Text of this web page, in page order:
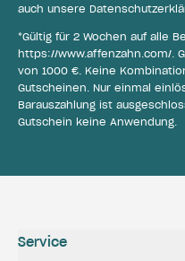
auch unsere
*Gültig für 2 Wochen auf alle
https://www.affenzahn.com/.
von 1000 €. Keine
Gutscheinen. Nur einmal
Barauszahlung ist
Gutschein keine Anwendung.
Service